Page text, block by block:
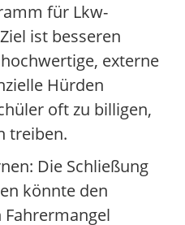
für Lkw-
ist besseren
externe
Hürden
oft zu billigen,
treiben.
Die Schließung
könnte den